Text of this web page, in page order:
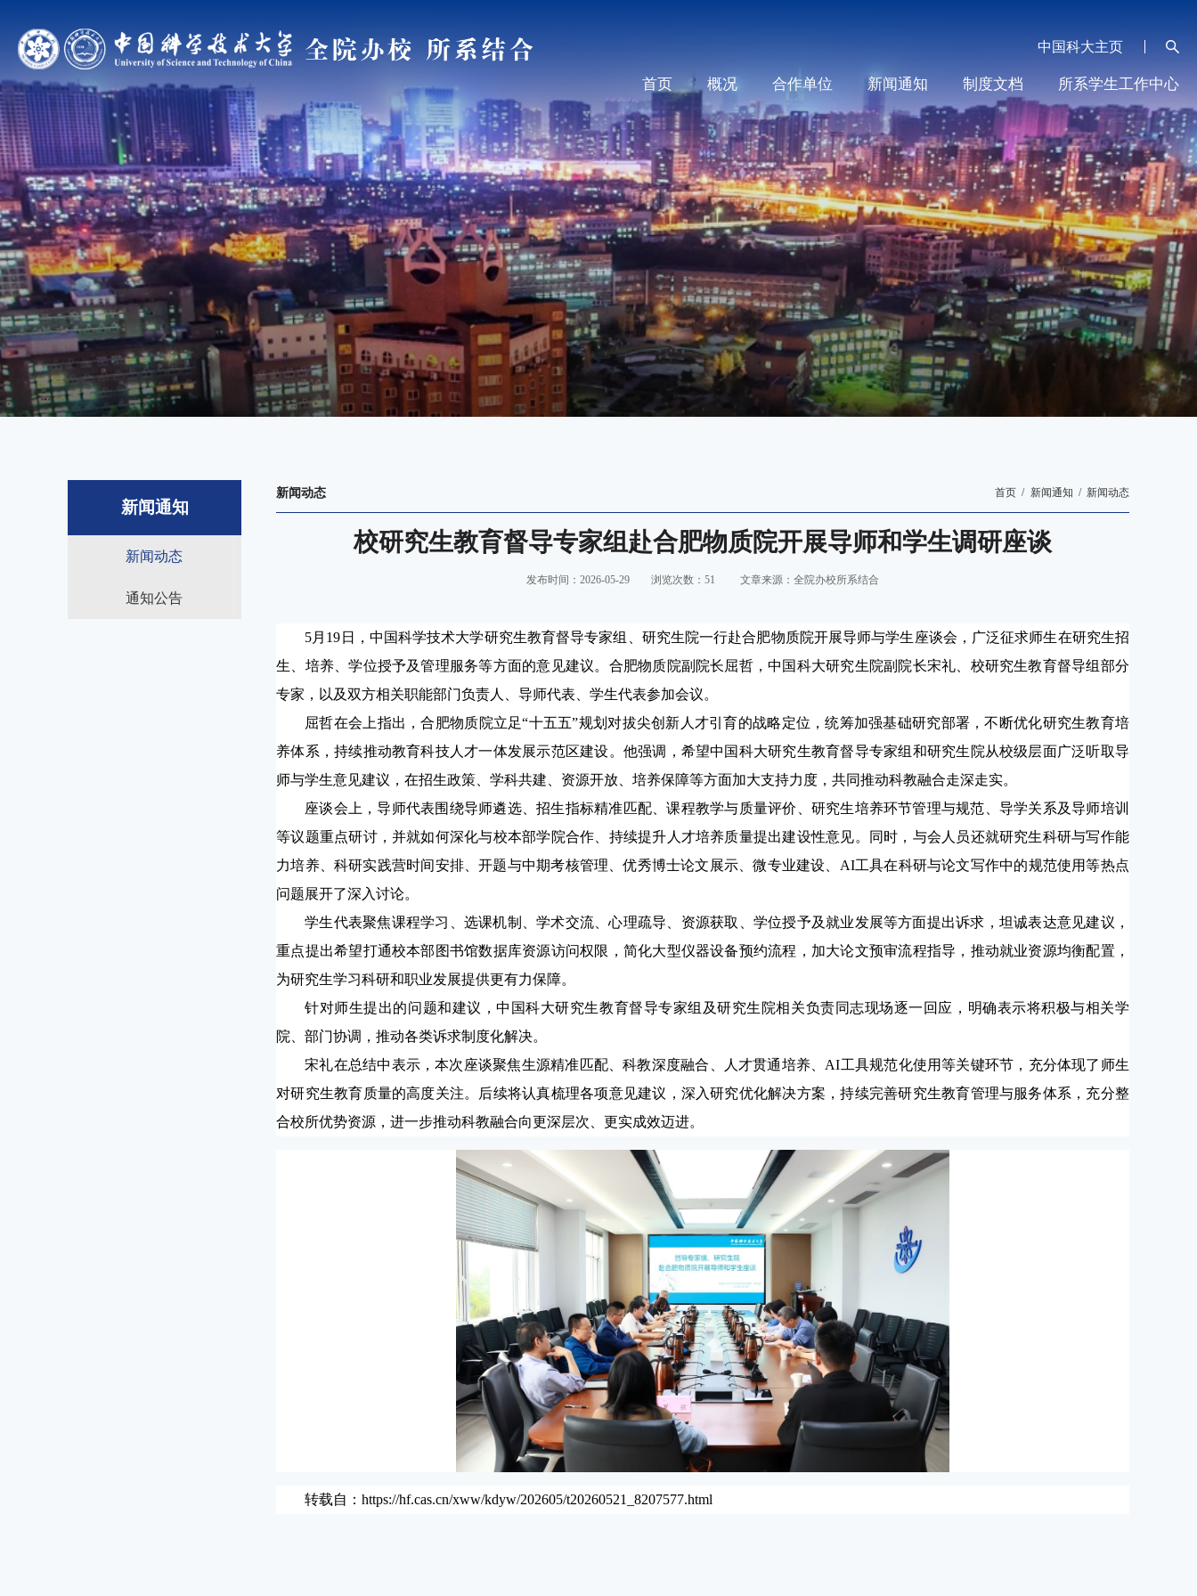
中国科大主页
首页 概况 合作单位 新闻通知 制度文档 所系学生工作中心
新闻通知
新闻动态
通知公告
新闻动态 首页 新闻通知 新闻动态
校研究生教育督导专家组赴合肥物质院开展导师和学生调研座谈
发布时间：2026-05-29 浏览次数：51 文章来源：全院办校所系结合
5月 19 日，中国科学技术大学研究生教育督导专家组、研究生院一行赴合肥物质院开展导师与学生座谈会，广泛征求师生在研究生招
生、培养、学位授予及管理服务等方面的意见建议。合肥物质院副院长屈哲，中国科大研究生院副院长宋礼、校研究生教育督导组部分
专家，以及双方相关职能部门负责人、导师代表、学生代表参加会议。
屈哲在会上指出，合肥物质院立足“十五五”规划对拔尖创新人才引育的战略定位，统筹加强基础研究部署，不断优化研究生教育培
养体系，持续推动教育科技人才一体发展示范区建设。他强调，希望中国科大研究生教育督导专家组和研究生院从校级层面广泛听取导
师与学生意见建议，在招生政策、学科共建、资源开放、培养保障等方面加大支持力度，共同推动科教融合走深走实。
座谈会上，导师代表围绕导师遴选、招生指标精准匹配、课程教学与质量评价、研究生培养环节管理与规范、导学关系及导师培训
等议题重点研讨，并就如何深化与校本部学院合作、持续提升人才培养质量提出建设性意见。同时，与会人员还就研究生科研与写作能
力培养、科研实践营时间安排、开题与中期考核管理、优秀博士论文展示、微专业建设、 AI工具在科研与论文写作中的规范使用等热点
问题展开了深入讨论。
学生代表聚焦课程学习、选课机制、学术交流、心理疏导、资源获取、学位授予及就业发展等方面提出诉求，坦诚表达意见建议，
重点提出希望打通校本部图书馆数据库资源访问权限，简化大型仪器设备预约流程，加大论文预审流程指导，推动就业资源均衡配置，
为研究生学习科研和职业发展提供更有力保障。
针对师生提出的问题和建议，中国科大研究生教育督导专家组及研究生院相关负责同志现场逐一回应，明确表示将积极与相关学
院、部门协调，推动各类诉求制度化解决。
宋礼在总结中表示，本次座谈聚焦生源精准匹配、科教深度融合、人才贯通培养、 AI工具规范化使用等关键环节，充分体现了师生
对研究生教育质量的高度关注。后续将认真梳理各项意见建议，深入研究优化解决方案，持续完善研究生教育管理与服务体系，充分整
合校所优势资源，进一步推动科教融合向更深层次、更实成效迈进。
转载自：https://hf.cas.cn/xww/kdyw/202605/t20260521_8207577.html